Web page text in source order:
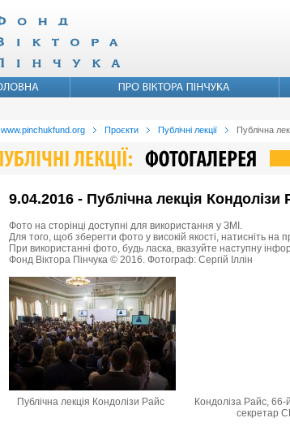
www.pinchukfund.org Проєкти Публічні лекції Публічна
9.04.2016 - Публічна лекція
Фото на сторінці доступні для використання у ЗМІ.
Для того, щоб зберегти фото у високій якості, натисніть
При використанні фото, будь ласка, вказуйте наступну
Фонд Віктора Пінчука © 2016. Фотограф: Сергій Іллін
Публічна лекція Кондолізи Райс
Кондоліза Райс,
секретар